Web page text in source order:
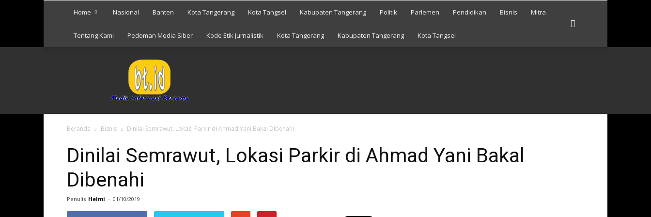
Home Nasional Banten Kota Tangerang Kota Tangsel Kabupaten Tangerang Politik Parlemen Pendidikan Bisnis Mitra
Tentang Kami Pedoman Media Siber Kode Etik Jurnalistik Kota Tangerang Kabupaten Tangerang Kota Tangsel
Beranda Bisnis Dinilai Semrawut, Lokasi Parkir di Ahmad Yani Bakal Dibenahi
Dinilai Semrawut, Lokasi Parkir di Ahmad Yani Bakal
Dibenahi
Penulis Helmi - 01/10/2019